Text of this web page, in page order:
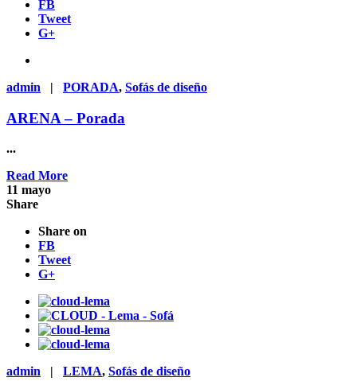
FB
Tweet
G+
admin | PORADA, Sofás de diseño
ARENA – Porada
...
Read More
11 mayo
Share
Share on
FB
Tweet
G+
admin | LEMA, Sofás de diseño